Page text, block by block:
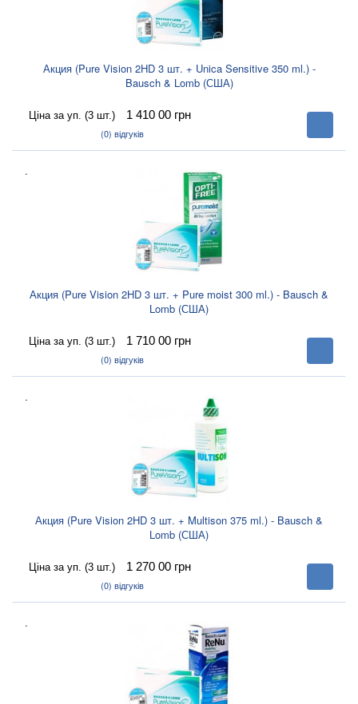
Акция (Pure Vision 2HD 3 шт. + Unica Sensitive 350 ml.) -
Bausch & Lomb (США)
Ціна за уп. (3 шт.) 1 410 00 грн
(0) відгуків
В
корзину
.
Акция (Pure Vision 2HD 3 шт. + Pure moist 300 ml.) - Bausch &
Lomb (США)
Ціна за уп. (3 шт.) 1 710 00 грн
(0) відгуків
В
корзину
.
Акция (Pure Vision 2HD 3 шт. + Multison 375 ml.) - Bausch &
Lomb (США)
Ціна за уп. (3 шт.) 1 270 00 грн
(0) відгуків
В
корзину
.